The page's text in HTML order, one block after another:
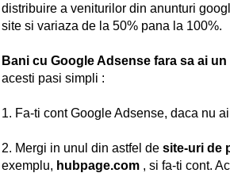
distribuire a veniturilor din anunturi
site si variaza de la 50% pana la 100%.
Bani cu Google Adsense fara sa ai un
acesti pasi simpli :
1. Fa-ti cont Google Adsense, daca nu
2. Mergi in unul din astfel de site-uri de
exemplu, hubpage.com , si fa-ti cont.